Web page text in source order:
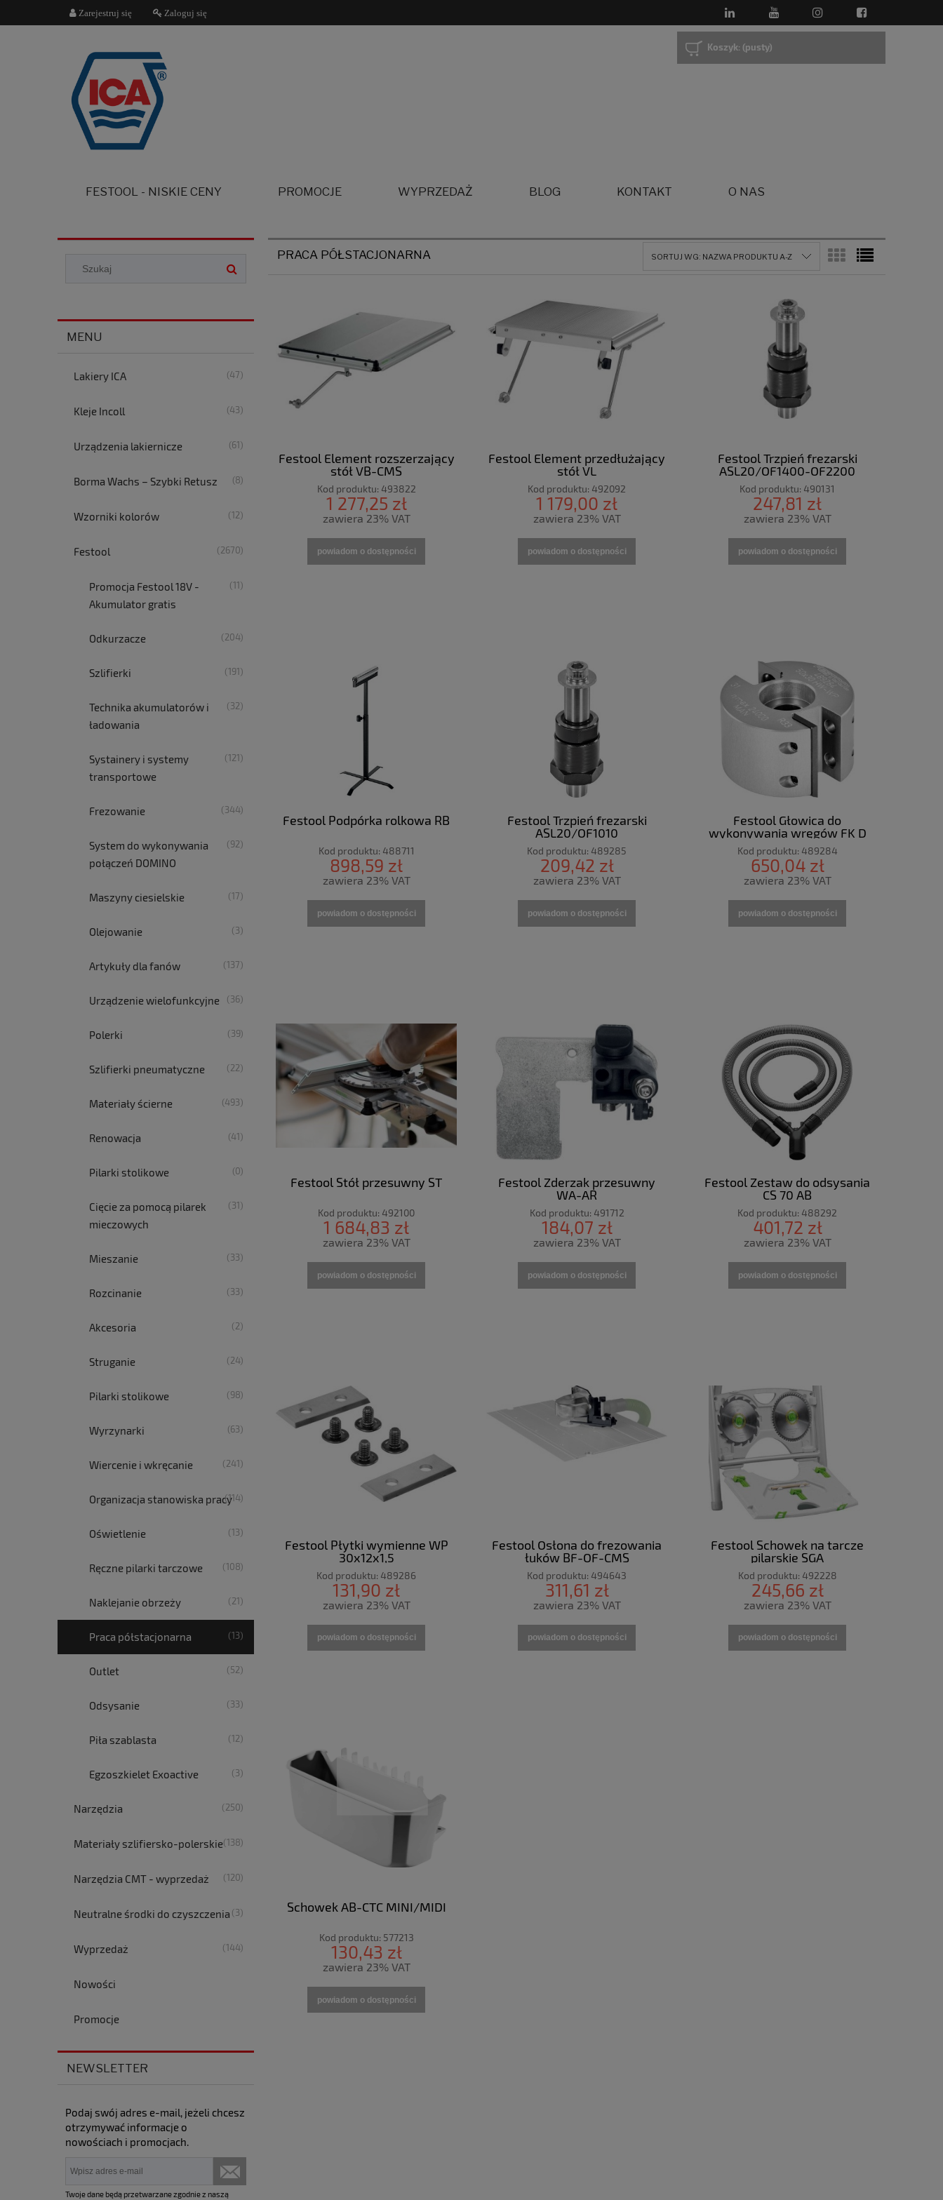
Zarejestruj się Zaloguj się
Koszyk: (pusty)
FESTOOL - NISKIE CENY PROMOCJE WYPRZEDAŻ BLOG KONTAKT O NAS
MENU
Lakiery ICA (47)
Kleje Incoll (43)
Urządzenia lakiernicze (61)
Borma Wachs – Szybki Retusz (8)
Wzorniki kolorów (12)
Festool (2670)
Promocja Festool 18V -
Akumulator gratis
(11)
Odkurzacze (204)
Szlifierki (191)
Technika akumulatorów i
ładowania
(32)
Systainery i systemy
transportowe
(121)
Frezowanie (344)
System do wykonywania
połączeń DOMINO
(92)
Maszyny ciesielskie (17)
Olejowanie (3)
Artykuły dla fanów (137)
Urządzenie wielofunkcyjne (36)
Polerki (39)
Szlifierki pneumatyczne (22)
Materiały ścierne (493)
Renowacja (41)
Pilarki stolikowe (0)
Cięcie za pomocą pilarek
mieczowych
(31)
Mieszanie (33)
Rozcinanie (33)
Akcesoria (2)
Struganie (24)
Pilarki stolikowe (98)
Wyrzynarki (63)
Wiercenie i wkręcanie (241)
Organizacja stanowiska pracy(114)
Oświetlenie (13)
Ręczne pilarki tarczowe (108)
Naklejanie obrzeży (21)
Praca półstacjonarna (13)
Outlet (52)
Odsysanie (33)
Piła szablasta (12)
Egzoszkielet Exoactive (3)
Narzędzia (250)
Materiały szlifiersko-polerskie(138)
Narzędzia CMT - wyprzedaż (120)
Neutralne środki do czyszczenia (3)
Wyprzedaż (144)
Nowości
Promocje
NEWSLETTER
Podaj swój adres e-mail, jeżeli chcesz
otrzymywać informacje o
nowościach i promocjach.
Twoje dane będą przetwarzane zgodnie z naszą
PRACA PÓŁSTACJONARNA SORTUJ WG: NAZWA PRODUKTU A-Z
Festool Element rozszerzający
stół VB-CMS
Kod produktu: 493822
1 277,25 zł
zawiera 23% VAT
powiadom o dostępności
Festool Element przedłużający
stół VL
Kod produktu: 492092
1 179,00 zł
zawiera 23% VAT
powiadom o dostępności
Festool Trzpień frezarski
ASL20/OF1400-OF2200
Kod produktu: 490131
247,81 zł
zawiera 23% VAT
powiadom o dostępności
Festool Podpórka rolkowa RB
Kod produktu: 488711
898,59 zł
zawiera 23% VAT
powiadom o dostępności
Festool Trzpień frezarski
ASL20/OF1010
Kod produktu: 489285
209,42 zł
zawiera 23% VAT
powiadom o dostępności
Festool Głowica do
wykonywania wręgów FK D
50x30
Kod produktu: 489284
650,04 zł
zawiera 23% VAT
powiadom o dostępności
Festool Stół przesuwny ST
Kod produktu: 492100
1 684,83 zł
zawiera 23% VAT
powiadom o dostępności
Festool Zderzak przesuwny
WA-AR
Kod produktu: 491712
184,07 zł
zawiera 23% VAT
powiadom o dostępności
Festool Zestaw do odsysania
CS 70 AB
Kod produktu: 488292
401,72 zł
zawiera 23% VAT
powiadom o dostępności
Festool Płytki wymienne WP
30x12x1,5
Kod produktu: 489286
131,90 zł
zawiera 23% VAT
powiadom o dostępności
Festool Osłona do frezowania
łuków BF-OF-CMS
Kod produktu: 494643
311,61 zł
zawiera 23% VAT
powiadom o dostępności
Festool Schowek na tarcze
pilarskie SGA
Kod produktu: 492228
245,66 zł
zawiera 23% VAT
powiadom o dostępności
Schowek AB-CTC MINI/MIDI
Kod produktu: 577213
130,43 zł
zawiera 23% VAT
powiadom o dostępności